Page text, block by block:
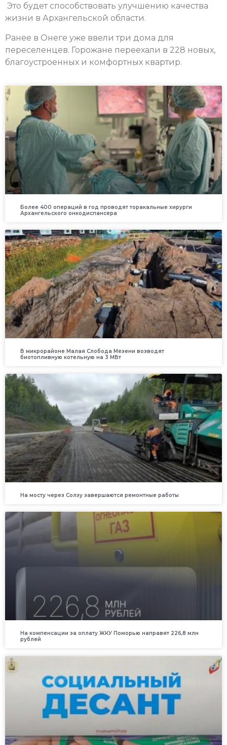
Это будет способствовать улучшению качества
жизни в Архангельской области.
Ранее в Онеге уже ввели три дома для
переселенцев. Горожане переехали в 228 новых,
благоустроенных и комфортных квартир.
Более 400 операций в год проводят торакальные хирурги
Архангельского онкодиспансера
В микрорайоне Малая Слобода Мезени возводят
биотопливную котельную на 3 МВт
На мосту через Солзу завершаются ремонтные работы
На компенсации за оплату ЖКУ Поморью направят 226,8 млн
рублей